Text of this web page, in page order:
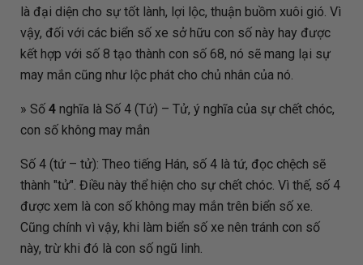
là đại diện cho sự tốt lành, lợi lộc, thuận buồm xuôi gió. Vì
vậy, đối với các biển số xe sở hữu con số này hay được
kết hợp với số 8 tạo thành con số 68, nó sẽ mang lại sự
may mắn cũng như lộc phát cho chủ nhân của nó.
» Số 4nghĩa là Số 4 (Tứ) – Tử, ý nghĩa của sự chết chóc,
con số không may mắn
Số 4 (tứ – tử): Theo tiếng Hán, số 4 là tứ, đọc chệch sẽ
thành "tử". Điều này thể hiện cho sự chết chóc. Vì thế, số 4
được xem là con số không may mắn trên biển số xe.
Cũng chính vì vậy, khi làm biển số xe nên tránh con số
này, trừ khi đó là con số ngũ linh.